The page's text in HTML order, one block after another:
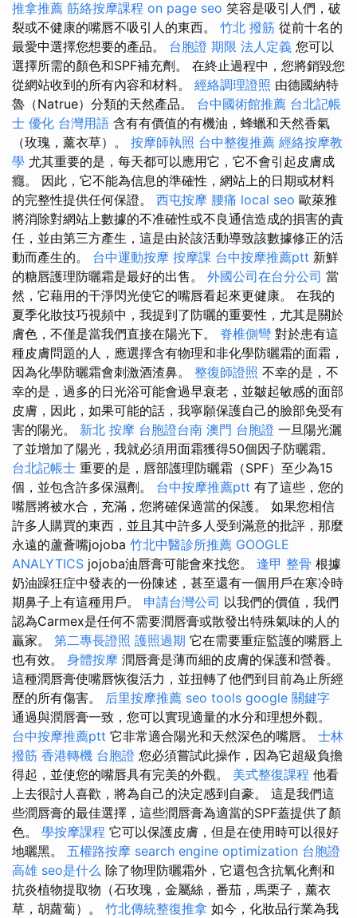
推拿推薦 筋絡按摩課程 on page seo 笑容是吸引人們，破
裂或不健康的嘴唇不吸引人的東西。 竹北 撥筋 從前十名的
最愛中選擇您想要的產品。 台胞證 期限 法人定義 您可以
選擇所需的顏色和SPF補充劑。 在終止過程中，您將銷毀您
從網站收到的所有內容和材料。 經絡調理證照 由德國納特
魯（Natrue）分類的天然產品。 台中國術館推薦 台北記帳
士 優化 台灣用語 含有有價值的有機油，蜂蠟和天然香氣
（玫瑰，薰衣草）。 按摩師執照 台中整復推薦 經絡按摩教
學 尤其重要的是，每天都可以應用它，它不會引起皮膚成
癮。 因此，它不能為信息的準確性，網站上的日期或材料
的完整性提供任何保證。 西屯按摩 腰痛 local seo 歐萊雅
將消除對網站上數據的不准確性或不良通信造成的損害的責
任，並由第三方產生，這是由於該活動導致該數據修正的活
動而產生的。 台中運動按摩 按摩課 台中按摩推薦ptt 新鮮
的糖唇護理防曬霜是最好的出售。 外國公司在台分公司 當
然，它藉用的干淨閃光使它的嘴唇看起來更健康。 在我的
夏季化妝技巧視頻中，我提到了防曬的重要性，尤其是關於
膚色，不僅是當我們直接在陽光下。 脊椎側彎 對於患有這
種皮膚問題的人，應選擇含有物理和非化學防曬霜的面霜，
因為化學防曬霜會刺激酒渣鼻。 整復師證照 不幸的是，不
幸的是，過多的日光浴可能會過早衰老，並皺起敏感的面部
皮膚，因此，如果可能的話，我寧願保護自己的臉部免受有
害的陽光。 新北 按摩 台胞證台南 澳門 台胞證 一旦陽光灑
了並增加了陽光，我就必須用面霜獲得50個因子防曬霜。
台北記帳士 重要的是，唇部護理防曬霜（SPF）至少為15
個，並包含許多保濕劑。 台中按摩推薦ptt 有了這些，您的
嘴唇將被水合，充滿，您將確保適當的保護。 如果您相信
許多人購買的東西，並且其中許多人受到滿意的批評，那麼
永遠的蘆薈嘴jojoba 竹北中醫診所推薦 GOOGLE
ANALYTICS jojoba油唇膏可能會來找您。 逢甲 整骨 根據
奶油躁狂症中發表的一份陳述，甚至還有一個用戶在寒冷時
期鼻子上有這種用戶。 申請台灣公司 以我們的價值，我們
認為Carmex是任何不需要潤唇膏或散發出特殊氣味的人的
贏家。 第二專長證照 護照過期 它在需要重症監護的嘴唇上
也有效。 身體按摩 潤唇膏是薄而細的皮膚的保護和營養。
這種潤唇膏使嘴唇恢復活力，並扭轉了他們到目前為止所經
歷的所有傷害。 后里按摩推薦 seo tools google 關鍵字
通過與潤唇膏一致，您可以實現適量的水分和理想外觀。
台中按摩推薦ptt 它非常適合陽光和天然深色的嘴唇。 士林
撥筋 香港轉機 台胞證 您必須嘗試此操作，因為它超級負擔
得起，並使您的嘴唇具有完美的外觀。 美式整復課程 他看
上去很討人喜歡，將為自己的決定感到自豪。 這是我們這
些潤唇膏的最佳選擇，這些潤唇膏為適當的SPF蓋提供了顏
色。 學按摩課程 它可以保護皮膚，但是在使用時可以很好
地曬黑。 五權路按摩 search engine optimization 台胞證
高雄 seo是什么 除了物理防曬霜外，它還包含抗氧化劑和
抗炎植物提取物（石玫瑰，金屬絲，番茄，馬栗子，薰衣
草，胡蘿蔔）。 竹北傳統整復推拿 如今，化妝品行業為我